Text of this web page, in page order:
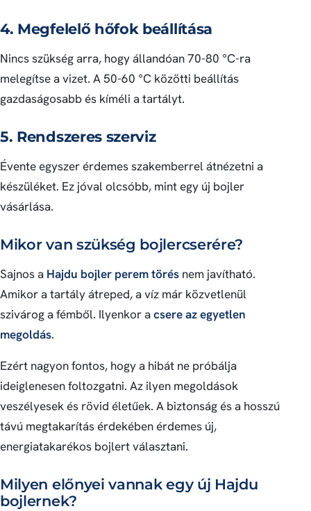
4. Megfelelő hőfok beállítása
Nincs szükség arra, hogy állandóan 70-80 °C-ra
melegítse a vizet. A 50-60 °C közötti beállítás
gazdaságosabb és kíméli a tartályt.
5. Rendszeres szerviz
Évente egyszer érdemes szakemberrel átnézetni a
készüléket. Ez jóval olcsóbb, mint egy új bojler
vásárlása.
Mikor van szükség bojlercserére?
Sajnos a Hajdu bojler perem törés nem javítható.
Amikor a tartály átreped, a víz már közvetlenül
szivárog a fémből. Ilyenkor acsere az egyetlen
megoldás.
Ezért nagyon fontos, hogy a hibát ne próbálja
ideiglenesen foltozgatni. Az ilyen megoldások
veszélyesek és rövid életűek. A biztonság és a hosszú
távú megtakarítás érdekében érdemes új,
energiatakarékos bojlert választani.
Milyen előnyei vannak egy új Hajdu
bojlernek?